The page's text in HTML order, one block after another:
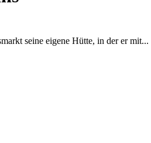
seine eigene Hütte, in der er mit...